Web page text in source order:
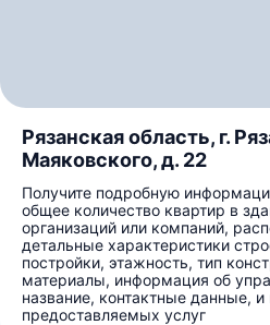
Рязанская область, г.
Маяковского, д. 22
Получите подробную
общее количество квартир в
организаций или компаний,
детальные характеристики
постройки, этажность, тип
материалы, информация об
название, контактные данные, и
предоставляемых услуг